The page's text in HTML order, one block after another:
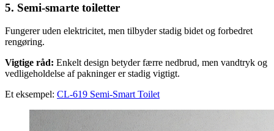
5. Semi-smarte toiletter
Fungerer uden elektricitet, men tilbyder stadig bidet og forbedret
rengøring.
Vigtige råd: Enkelt design betyder færre nedbrud, men vandtryk og
vedligeholdelse af pakninger er stadig vigtigt.
Et eksempel: CL-619 Semi-Smart Toilet